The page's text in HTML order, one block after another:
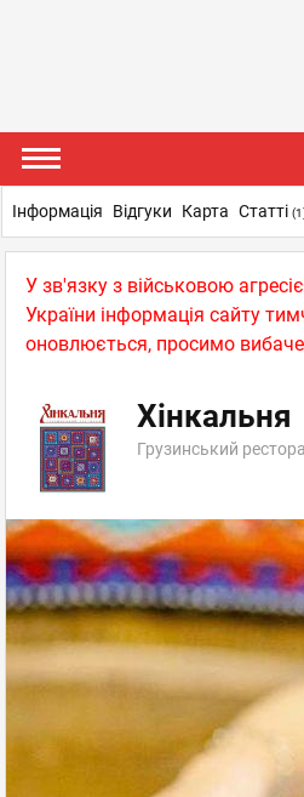
У зв'язку з військовою
України інформація сайту
оновлюється, просимо
Хінкальня
Грузинський
Інформація Відгуки Карта Статті